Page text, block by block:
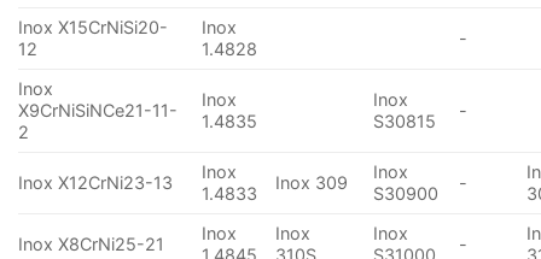
Inox X15CrNiSi20-
12
Inox
1.4828
-
Inox
X9CrNiSiNCe21-11-
2
Inox
1.4835
Inox
S30815
-
Inox X12CrNi23-13
Inox
1.4833
Inox 309
Inox
S30900
-
Inox X8CrNi25-21
Inox
Inox
Inox
-